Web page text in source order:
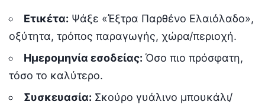
Ετικέτα: Ψάξε «Έξτρα Παρθένο Ελαιόλαδο»,
οξύτητα, τρόπος παραγωγής, χώρα/περιοχή.
Ημερομηνία εσοδείας: Όσο πιο πρόσφατη,
τόσο το καλύτερο.
Συσκευασία: Σκούρο γυάλινο μπουκάλι/